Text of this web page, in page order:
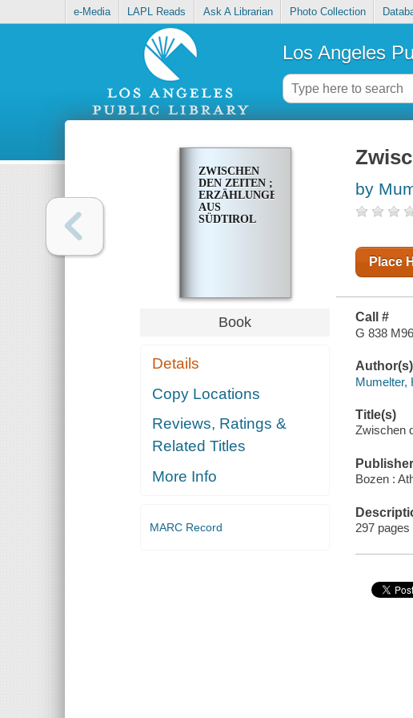
e-Media LAPL Reads Ask A Librarian Photo Collection
Los Angeles
ZWISCHEN
DEN ZEITEN ;
ERZÄHLUNGEN
AUS
SÜDTIROL
Book
Details
Copy Locations
Reviews, Ratings &
Related Titles
More Info
MARC Record
by
Place
Call #
G 838
Author(s)
Mumelter,
Title(s)
Zwischen
Publisher
Bozen :
297